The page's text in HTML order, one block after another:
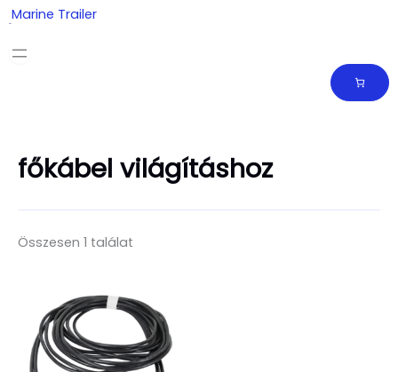
Skip
to
content
Marine Trailer
főkábel világításhoz
Összesen 1 találat